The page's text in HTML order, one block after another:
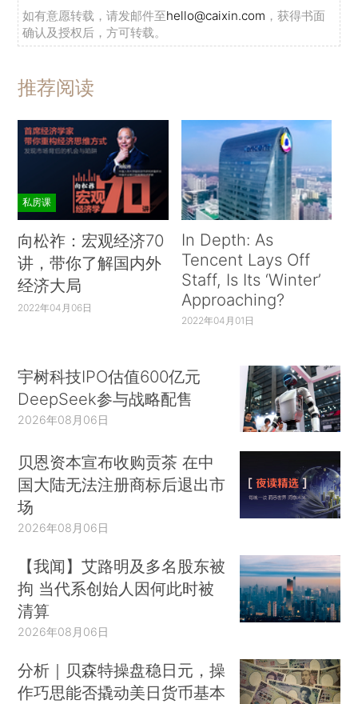
如有意愿转载，请发邮件至hello@caixin.com ，获得书面
确认及授权后，方可转载。
推荐阅读
私房课
向松祚：宏观经济70
讲，带你了解国内外
经济大局
2022年04月06日
In Depth: As
Tencent Lays Off
Staff, Is Its ‘Winter’
Approaching?
2022年04月01日
宇树科技IPO估值600亿元
DeepSeek参与战略配售
2026年08月06日
贝恩资本宣布收购贡茶 在中
国大陆无法注册商标后退出市
场
2026年08月06日
【我闻】艾路明及多名股东被
拘 当代系创始人因何此时被
清算
2026年08月06日
分析｜贝森特操盘稳日元，操
作巧思能否撬动美日货币基本